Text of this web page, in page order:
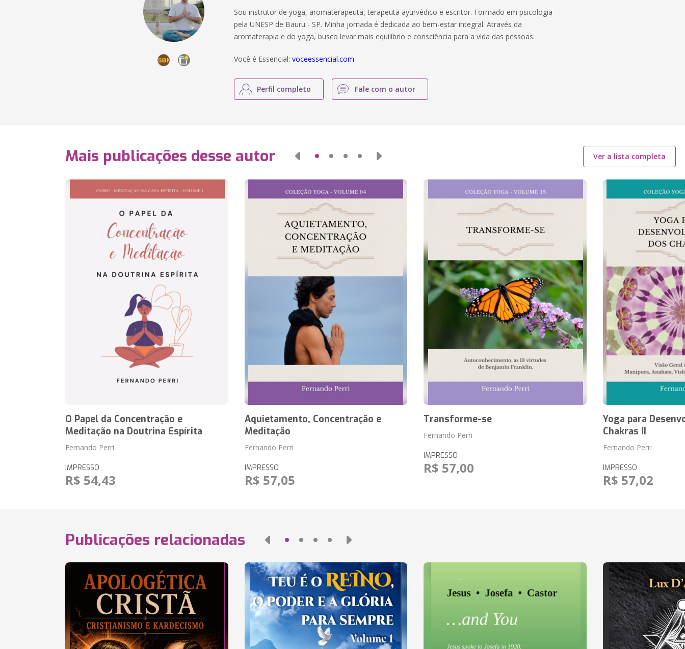
Sou instrutor de yoga, aromaterapeuta, terapeuta ayurvédico e escritor. Formado em psicologia
pela UNESP de Bauru - SP. Minha jornada é dedicada ao bem-estar integral. Através da
aromaterapia e do yoga, busco levar mais equilíbrio e consciência para a vida das pessoas.
Você é Essencial:voceessencial.com
Perfil completo Fale com o autor
Mais publicações desse autor Ver a lista completa
O Papel da Concentração e
Meditação na Doutrina Espírita
Fernando Perri
IMPRESSO
R$ 54,43
Aquietamento, Concentração e
Meditação
Fernando Perri
IMPRESSO
R$ 57,05
Transforme-se
Fernando Perri
IMPRESSO
R$ 57,00
Yoga para
Chakras II
Fernando Perri
IMPRESSO
R$ 57,02
Publicações relacionadas